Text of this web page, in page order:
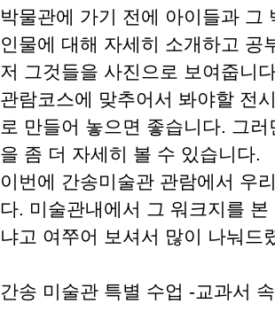
박물관에 가기 전에 아이들과 그
인물에 대해 자세히 소개하고 공
저 그것들을 사진으로 보여줍니
관람코스에 맞추어서 봐야할 전
로 만들어 놓으면 좋습니다. 그
을 좀 더 자세히 볼 수 있습니다.
이번에 간송미술관 관람에서 우
다. 미술관내에서 그 워크지를
냐고 여쭈어 보셔서 많이 나눠드
간송 미술관 특별 수업 -교과서